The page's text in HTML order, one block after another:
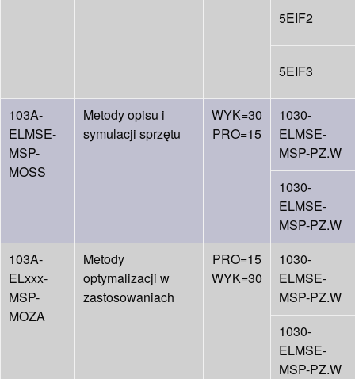
5EIF2
5EIF3
103A-
ELMSE-
MSP-
MOSS
Metody opisu i
symulacji sprzętu
WYK=30
PRO=15
1030-
ELMSE-
MSP-PZ.W
1030-
ELMSE-
MSP-PZ.W
103A-
ELxxx-
MSP-
MOZA
Metody
optymalizacji w
zastosowaniach
PRO=15
WYK=30
1030-
ELMSE-
MSP-PZ.W
1030-
ELMSE-
MSP-PZ.W